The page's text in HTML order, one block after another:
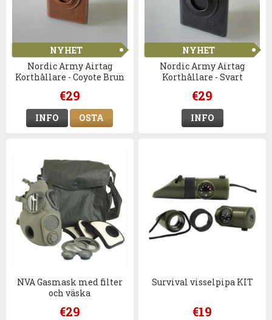
NYHET
Nordic Army Airtag
Korthållare - Coyote Brun
€29
INFO OSTA
NYHET
Nordic Army Airtag
Korthållare - Svart
€29
INFO
NVA Gasmask med filter
och väska
€29
Survival visselpipa KIT
€19